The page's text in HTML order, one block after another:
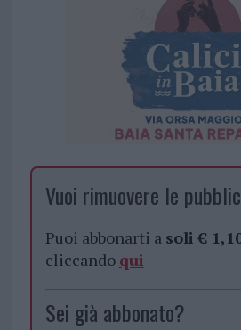
Vuoi rimuovere le
Puoi abbonarti a soli €
cliccando qui
Sei già abbonato?